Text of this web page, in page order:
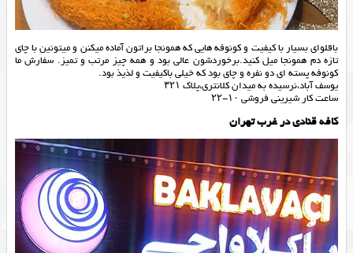
باقلوای بسیار با کیفیت و کونوفه هایی که همونجا براتون آماده میکنن و میتونین با چای
تازه دم همونجا میل کنید.برخوردشون عالی بود و همه چیز مرتب و تمیز‌. سفارش ما
کونوفه پسته ای دو نفره و چای بود که خیلی باکیفیت و لذیذ بود.
یوسف آباد،نرسیده به میدان کلانتری،پلاک ۳۲۱
ساعت کار شیرینی فروشی ۱۰-۲۲
کافه قنادی در غرب تهران